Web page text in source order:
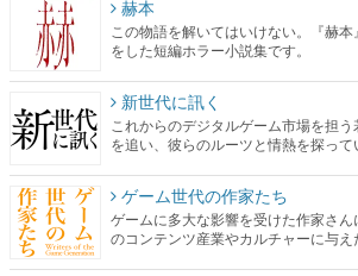
新世代に訊く
これからのデジタルゲーム市場を担
を追い、彼らのルーツと情熱を探って
ゲーム世代の作家たち
ゲームに多大な影響を受けた作家さ
のコンテンツ産業やカルチャーに与え
日本モバイルゲーム産業史
日本のモバイルゲーム史における主
網羅するほか、開発者へのインタビュ